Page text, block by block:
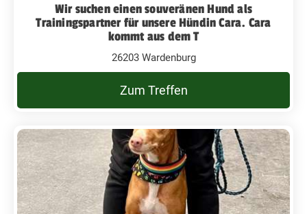
Wir suchen einen souveränen Hund als
Trainingspartner für unsere Hündin Cara. Cara
kommt aus dem T
26203 Wardenburg
Zum Treffen